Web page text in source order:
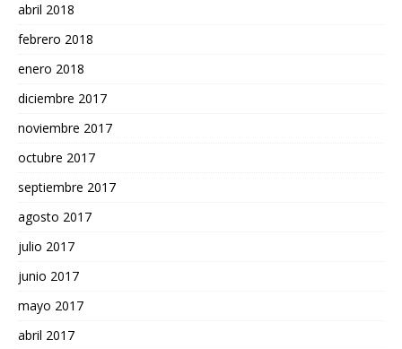
abril 2018
febrero 2018
enero 2018
diciembre 2017
noviembre 2017
octubre 2017
septiembre 2017
agosto 2017
julio 2017
junio 2017
mayo 2017
abril 2017